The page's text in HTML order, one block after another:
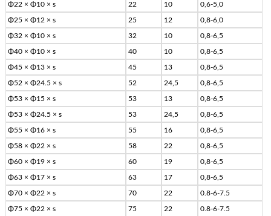
Φ22 × Φ10 × s 22 10 0,6-5,0
Φ25 × Φ12 × s 25 12 0,8-6,0
Φ32 × Φ10 × s 32 10 0,8-6,5
Φ40 × Φ10 × s 40 10 0,8-6,5
Φ45 × Φ13 × s 45 13 0,8-6,5
Φ52 × Φ24.5 × s 52 24,5 0,8-6,5
Φ53 × Φ15 × s 53 13 0,8-6,5
Φ53 × Φ24.5 × s 53 24,5 0,8-6,5
Φ55 × Φ16 × s 55 16 0,8-6,5
Φ58 × Φ22 × s 58 22 0,8-6,5
Φ60 × Φ19 × s 60 19 0,8-6,5
Φ63 × Φ17 × s 63 17 0,8-6,5
Φ70 × Φ22 × s 70 22 0.8-6-7.5
Φ75 × Φ22 × s 75 22 0.8-6-7.5